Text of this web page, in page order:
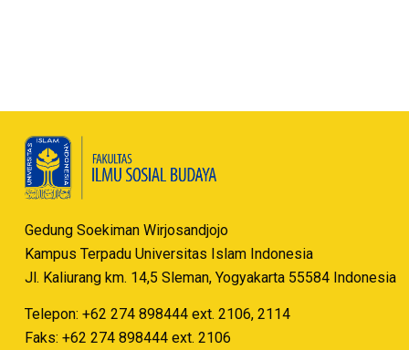
Gedung Soekiman Wirjosandjojo
Kampus Terpadu Universitas Islam Indonesia
Jl. Kaliurang km. 14,5 Sleman, Yogyakarta 55584 Indonesia
Telepon: +62 274 898444 ext. 2106, 2114
Faks: +62 274 898444 ext. 2106